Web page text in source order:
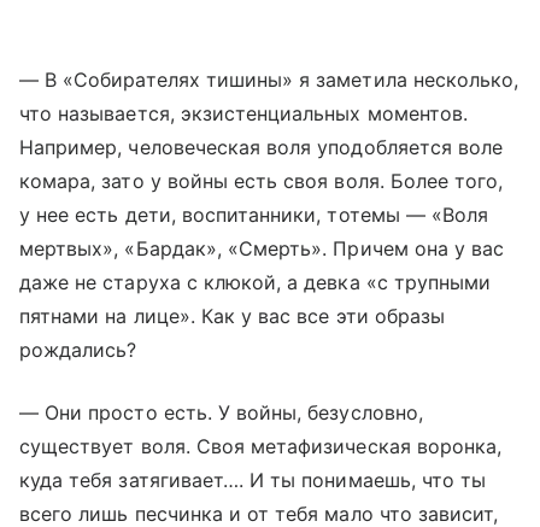
— В «Собирателях тишины» я заметила несколько,
что называется, экзистенциальных моментов.
Например, человеческая воля уподобляется воле
комара, зато у войны есть своя воля. Более того,
у нее есть дети, воспитанники, тотемы — «Воля
мертвых», «Бардак», «Смерть». Причем она у вас
даже не старуха с клюкой, а девка «с трупными
пятнами на лице». Как у вас все эти образы
рождались?
— Они просто есть. У войны, безусловно,
существует воля. Своя метафизическая воронка,
куда тебя затягивает…. И ты понимаешь, что ты
всего лишь песчинка и от тебя мало что зависит,